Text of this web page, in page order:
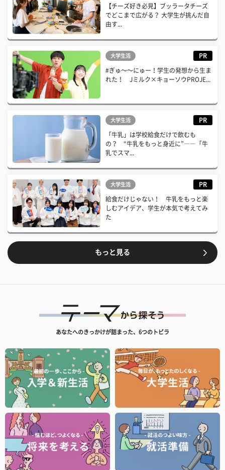
【チーズ好き必見】ブッラータチーズ
でどこまで広がる？ 大学生が挑んだ自
由す...
大学生活 PR
#ぎゅ〜〜にゅー！学生の発想から生ま
れた！ Jミルク×キョーソウPROJE...
大学生活 PR
「牛乳」は学校給食だけで飲むも
の？ “牛乳をもっと身近に”――「牛
乳でスマ...
大学生活 PR
給食だけじゃない！ 牛乳をもっと楽
しむアイデア、学生が本気で考えてみ
た
もっと見る
あなたへのきっかけが詰まった、6つのトビラ